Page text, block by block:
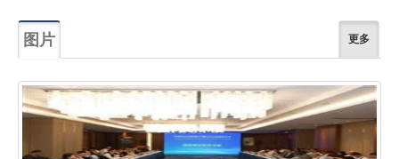
图片 更多